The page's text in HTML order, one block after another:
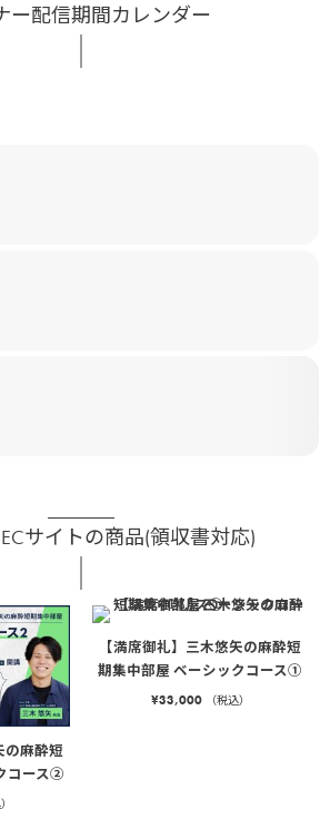
ー配信期間カレンダー
ECサイトの商品(領収書対応)
の麻酔短
コース②
【満席御礼】三木悠矢の麻酔短
期集中部屋 ベーシックコース①
¥33,000 （税込）